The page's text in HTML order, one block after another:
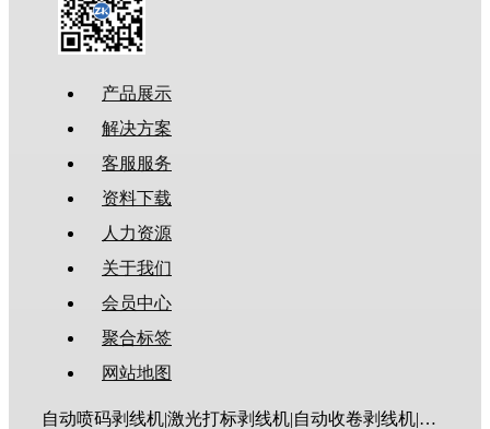
产品展示
解决方案
客服服务
资料下载
人力资源
关于我们
会员中心
聚合标签
网站地图
自动喷码剥线机|激光打标剥线机|自动收卷剥线机|全伺服剥线机|大平方剥线机|新能源剥线机|多芯线剥线机|护套线剥线机|排线剥线机|折弯剥线机|同轴线剥线机|漆包线脱漆机|废线剥皮机|裁线机|剥线机|电脑剥线机